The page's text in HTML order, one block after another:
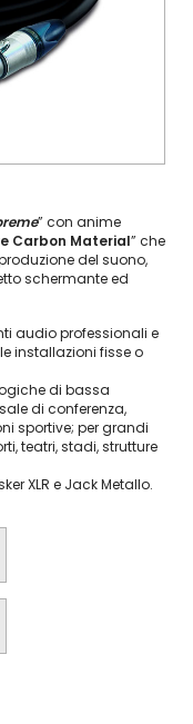
” con anime
Carbon Material” che
del suono,
schermante ed
audio professionali e
installazioni fisse o
di bassa
di conferenza,
sportive; per grandi
teatri, stadi, strutture
XLR e Jack Metallo.